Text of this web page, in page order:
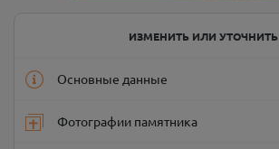
ИЗМЕНИТЬ ИЛИ УТОЧНИТЬ
Основные данные
Фотографии памятника